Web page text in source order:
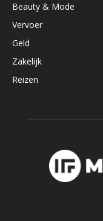
Beauty & Mode
Vervoer
Geld
Zakelijk
Reizen